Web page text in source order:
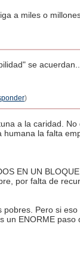
a miles o
se
)
a la caridad.
la falta
EN UN
por falta de
Pero si eso
ENORME